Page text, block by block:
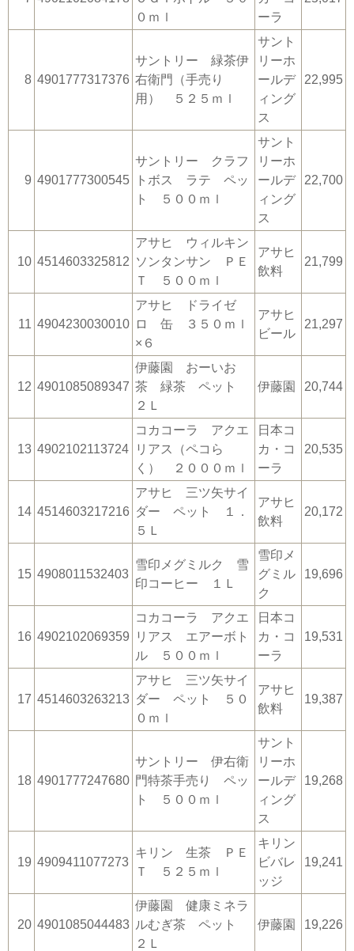
０ｍｌ
ーラ
8 4901777317376
サントリー 緑茶伊
右衛門（手売り
用） ５２５ｍｌ
サント
リーホ
ールデ
ィング
ス
22,995
9 4901777300545
サントリー クラフ
トボス ラテ ペッ
ト ５００ｍｌ
サント
リーホ
ールデ
ィング
ス
22,700
10 4514603325812
アサヒ ウィルキン
ソンタンサン ＰＥ
Ｔ ５００ｍｌ
アサヒ
飲料
21,799
11 4904230030010
アサヒ ドライゼ
ロ 缶 ３５０ｍｌ
×６
アサヒ
ビール
21,297
12 4901085089347
伊藤園 おーいお
茶 緑茶 ペット
２Ｌ
伊藤園 20,744
13 4902102113724
コカコーラ アクエ
リアス（ペコら
く） ２０００ｍｌ
日本コ
カ・コ
ーラ
20,535
14 4514603217216
アサヒ 三ツ矢サイ
ダー ペット １．
５Ｌ
アサヒ
飲料
20,172
15 4908011532403
雪印メグミルク 雪
印コーヒー １Ｌ
雪印メ
グミル
ク
19,696
16 4902102069359
コカコーラ アクエ
リアス エアーボト
ル ５００ｍｌ
日本コ
カ・コ
ーラ
19,531
17 4514603263213
アサヒ 三ツ矢サイ
ダー ペット ５０
０ｍｌ
アサヒ
飲料
19,387
18 4901777247680
サントリー 伊右衛
門特茶手売り ペッ
ト ５００ｍｌ
サント
リーホ
ールデ
ィング
ス
19,268
19 4909411077273
キリン 生茶 ＰＥ
Ｔ ５２５ｍｌ
キリン
ビバレ
ッジ
19,241
20 4901085044483
伊藤園 健康ミネラ
ルむぎ茶 ペット
２Ｌ
伊藤園 19,226